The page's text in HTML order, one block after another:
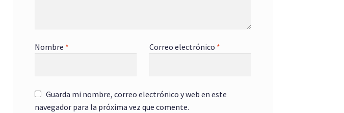
Nombre * Correo electrónico *
Guarda mi nombre, correo electrónico y web en este
navegador para la próxima vez que comente.